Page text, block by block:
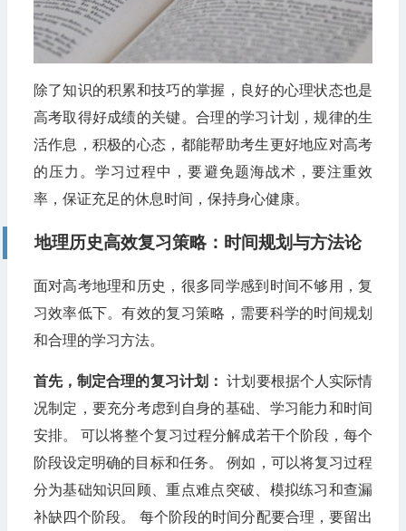
除了知识的积累和技巧的掌握，良好的心理状态也是
高考取得好成绩的关键。合理的学习计划，规律的生
活作息，积极的心态，都能帮助考生更好地应对高考
的压力。学习过程中，要避免题海战术，要注重效
率，保证充足的休息时间，保持身心健康。
地理历史高效复习策略：时间规划与方法论
面对高考地理和历史，很多同学感到时间不够用，复
习效率低下。有效的复习策略，需要科学的时间规划
和合理的学习方法。
首先，制定合理的复习计划： 计划要根据个人实际情
况制定，要充分考虑到自身的基础、学习能力和时间
安排。 可以将整个复习过程分解成若干个阶段，每个
阶段设定明确的目标和任务。 例如，可以将复习过程
分为基础知识回顾、重点难点突破、模拟练习和查漏
补缺四个阶段。 每个阶段的时间分配要合理，要留出